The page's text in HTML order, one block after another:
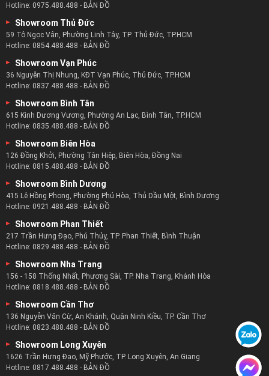
Hotline: 0975.488.488 - BẢN ĐỒ
Showroom Thủ Đức
59 Tô Ngọc Vân, Phường Linh Tây, TP. Thủ Đức, TP.HCM
Hotline: 0854.488.488 - BẢN ĐỒ
Showroom Vạn Phúc
36 Nguyễn Thị Nhung, KĐT Vạn Phúc, Thủ Đức, TP.HCM
Hotline: 0837.488.488 - BẢN ĐỒ
Showroom Bình Tân
615 Kinh Dương Vương, Phường An Lạc, Bình Tân, TP.HCM
Hotline: 0835.488.488 - BẢN ĐỒ
Showroom Biên Hòa
126 Đồng Khởi, Phường Tân Hiệp, Biên Hòa, Đồng Nai
Hotline: 0815.488.488 - BẢN ĐỒ
Showroom Bình Dương
415 Lê Hồng Phong, Phường Phú Hòa, Thủ Dầu Một, Bình Dương
Hotline: 0921.488.488 - BẢN ĐỒ
Showroom Phan Thiết
217 Trần Hưng Đạo, Phú Thủy, TP. Phan Thiết, Bình Thuận
Hotline: 0829.488.488 - BẢN ĐỒ
Showroom Nha Trang
156 - 158 Thống Nhất, Phương Sài, TP. Nha Trang, Khánh Hòa
Hotline: 0818.488.488 - BẢN ĐỒ
Showroom Cần Thơ
136 Nguyễn Văn Cừ, An Khánh, Quận Ninh Kiều, TP. Cần Thơ
Hotline: 0823.488.488 - BẢN ĐỒ
Showroom Long Xuyên
1626 Trần Hưng Đạo, Mỹ Phước, TP. Long Xuyên, An Giang
Hotline: 0817.488.488 - BẢN ĐỒ